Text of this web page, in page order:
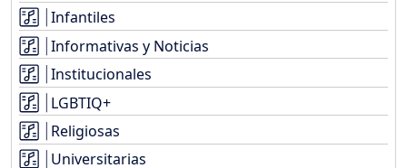
Infantiles
Informativas y Noticias
Institucionales
LGBTIQ+
Religiosas
Universitarias